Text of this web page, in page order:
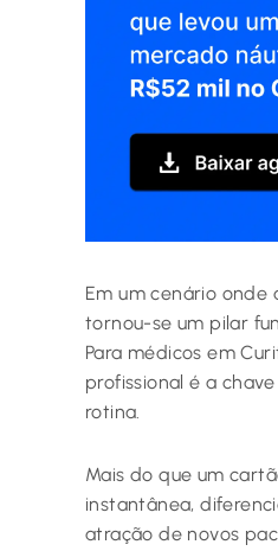
Em um cenário onde
tornou-se um pilar
Para médicos em
profissional é a
rotina.
Mais do que um
instantânea,
atração de novos